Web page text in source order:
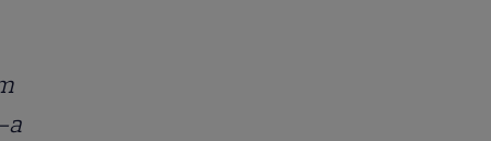
a